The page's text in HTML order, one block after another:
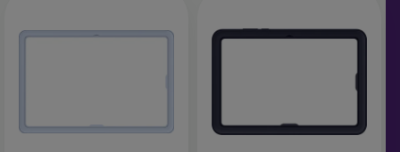
USB, USB-C ili Lightning konektorom.
Baterije i servisni dijelovi